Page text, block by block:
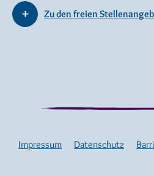
Zu den freien
Impressum Datenschutz